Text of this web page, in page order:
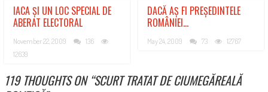
IACA ȘI UN LOC SPECIAL DE
ABERAT ELECTORAL
November 22, 2009
136
12639
DACĂ AȘ FI PREȘEDINTELE
ROMÂNIEI…
May 24, 2009 73 12767
119 THOUGHTS ON “SCURT TRATAT DE CIUMEGĂREALĂ